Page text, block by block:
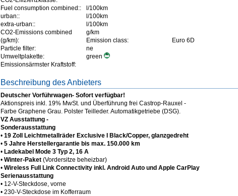
Fuel consumption combined::
l/100km
urban::
l/100km
extra-urban::
l/100km
CO2-Emissions combined
(g/km):
g/km
Emission class:
Euro 6D
Particle filter:
ne
Umweltplakette:
green
Emissionsärmster Kraftstoff:
Beschreibung des Anbieters
Deutscher Vorführwagen- Sofort verfügbar!
Aktionspreis inkl. 19% MwSt. und Überführung frei Castrop-Rauxel -
Farbe Graphene Grau. Polster Teilleder. Automatikgetriebe (DSG).
VZ Ausstattung -
Sonderausstattung
• 19 Zoll Leichtmetallräder Exclusive I Black/Copper, glanzgedreht
• 5 Jahre Herstellergarantie bis max. 150.000 km
• Ladekabel Mode 3 Typ 2, 16 A
• Winter-Paket (Vordersitze beheizbar)
• Wireless Full Link Connectivity inkl. Android Auto und Apple CarPlay
Serienausstattung
• 12-V-Steckdose, vorne
• 230-V-Steckdose im Kofferraum